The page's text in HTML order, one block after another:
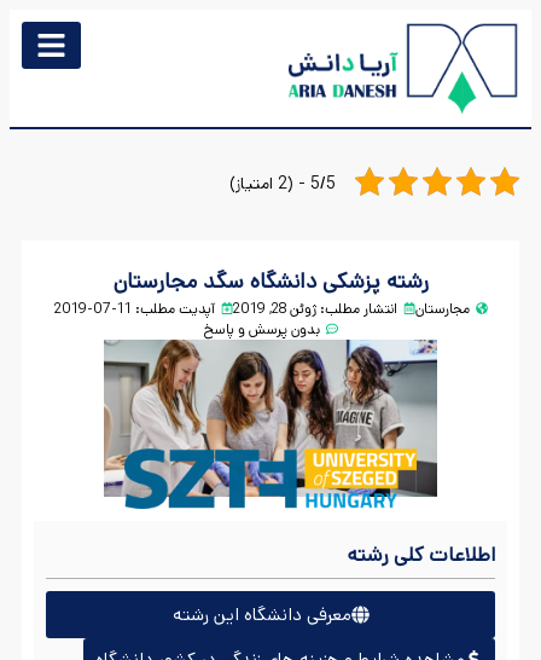
5/5 - (2 امتیاز)
رشته پزشکی دانشگاه سگد مجارستان
مجارستان انتشار مطلب:ژوئن 28, 2019
آپدیت مطلب: 11-07-2019
بدون پرسش و پاسخ
اطلاعات کلی رشته
معرفی دانشگاه این رشته